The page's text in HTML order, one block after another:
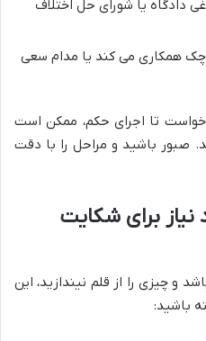
دادگاه یا شورای حل اختلاف
چک همکاری می کند یا مدام سعی
تا اجرای حکم، ممکن است
صبور باشید و مراحل را با دقت
برای شکایت
و چیزی را از قلم نیندازید، این
باشید: